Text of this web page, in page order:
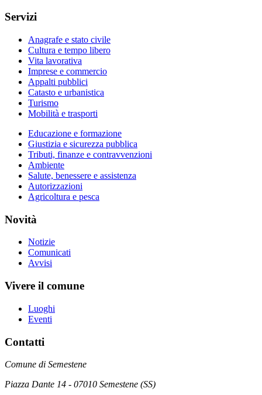
Servizi
Anagrafe e stato civile
Cultura e tempo libero
Vita lavorativa
Imprese e commercio
Appalti pubblici
Catasto e urbanistica
Turismo
Mobilità e trasporti
Educazione e formazione
Giustizia e sicurezza pubblica
Tributi, finanze e contravvenzioni
Ambiente
Salute, benessere e assistenza
Autorizzazioni
Agricoltura e pesca
Novità
Notizie
Comunicati
Avvisi
Vivere il comune
Luoghi
Eventi
Contatti
Comune di Semestene
Piazza Dante 14 - 07010 Semestene (SS)